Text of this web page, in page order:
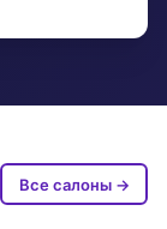
Все салоны →